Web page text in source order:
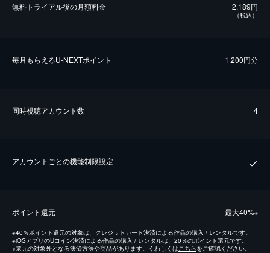
無料トライアル後の⽉額料金 2,189円
（税込）
毎⽉もらえるU-NEXTポイント 1,200円分
同時視聴アカウント数 4
アカウントごとの機能制限設定
ポイント還元 最⼤40%※
※40％ポイント還元の対象は、クレジットカード決済による作品の購入 / レンタルです。
※iOSアプリのUコイン決済による作品の購入 / レンタルは、20％のポイント還元です。
※還元の対象外となる決済方法や商品があります。くわしくは こちらをご確認ください。